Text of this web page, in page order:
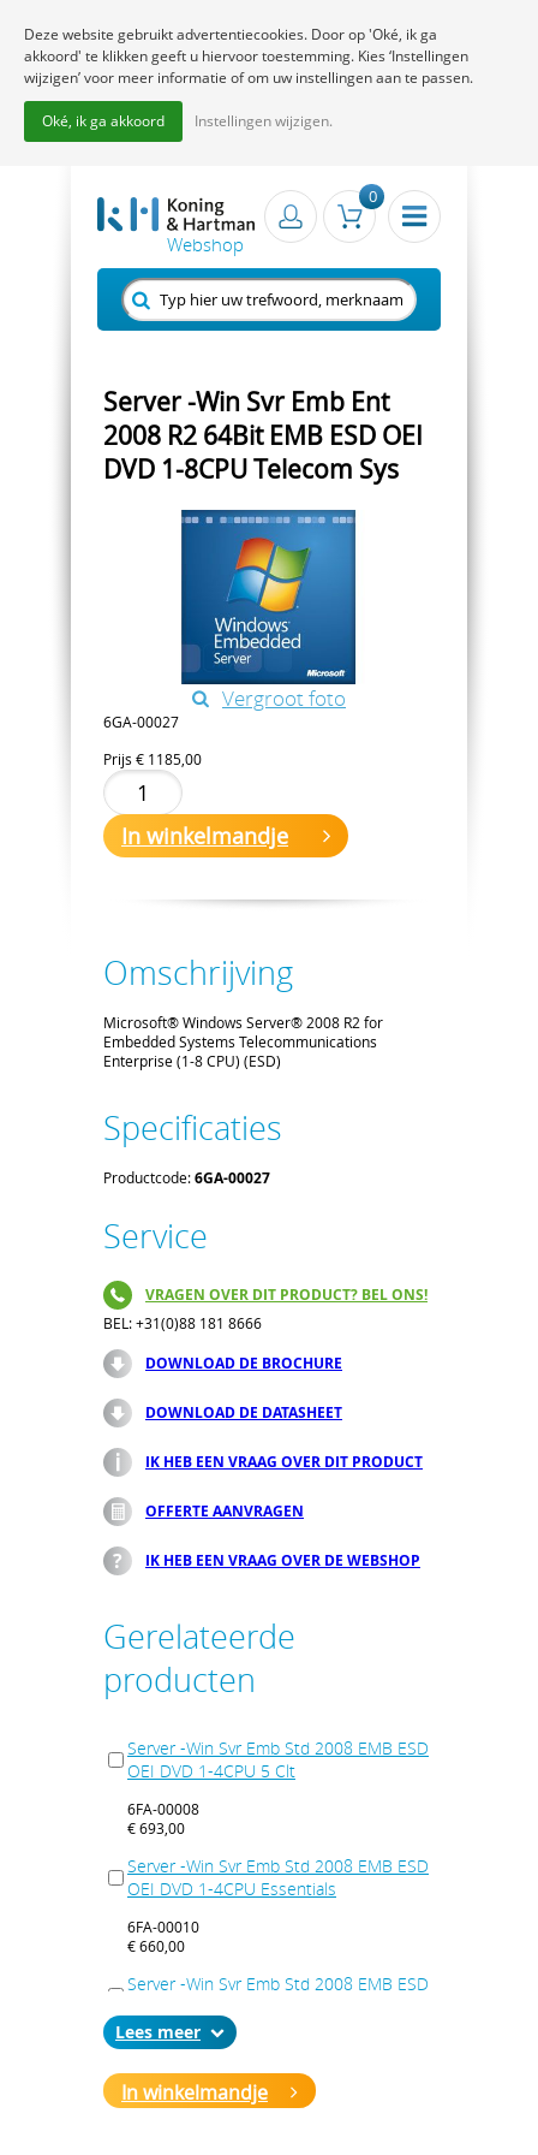
0
Server -Win Svr Emb Ent
2008 R2 64Bit EMB ESD OEI
DVD 1-8CPU Telecom Sys
Vergroot foto
6GA-00027
Prijs € 1185,00
In winkelmandje
Omschrijving
Microsoft® Windows Server® 2008 R2 for
Embedded Systems Telecommunications
Enterprise (1-8 CPU) (ESD)
Specificaties
Productcode:6GA-00027
Service
VRAGEN OVER DIT PRODUCT? BEL ONS!
BEL: +31(0)88 181 8666
DOWNLOAD DE BROCHURE
DOWNLOAD DE DATASHEET
IK HEB EEN VRAAG OVER DIT PRODUCT
OFFERTE AANVRAGEN
IK HEB EEN VRAAG OVER DE WEBSHOP
Gerelateerde
producten
Server -Win Svr Emb Std 2008 EMB ESD
OEI DVD 1-4CPU 5 Clt
6FA-00008
€ 693,00
Server -Win Svr Emb Std 2008 EMB ESD
OEI DVD 1-4CPU Essentials
6FA-00010
€ 660,00
Server -Win Svr Emb Std 2008 EMB ESD
6FA-00012
Server -Win Svr Emb Std 2008 R2 64Bit
Lees
In winkelmandje
Deze website gebruikt advertentiecookies. Door op 'Oké, ik ga
akkoord' te klikken geeft u hiervoor toestemming. Kies ‘Instellingen
wijzigen’ voor meer informatie of om uw instellingen aan te passen.
Oké, ik ga akkoord Instellingen wijzigen.